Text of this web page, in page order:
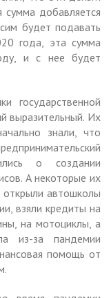
сумма добавляется
будет подавать
года, эта сумма
и с нее будет
государственной
выразительный. Их
знали, что
о создании
А некоторые их
открыли автошколы
взяли кредиты на
на мотоциклы, а
из-за пандемии
помощь от